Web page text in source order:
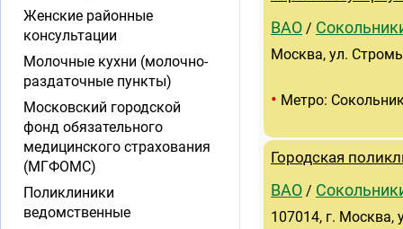
ВАО /
Москва, ул.
• Метро:
Городская
ВАО /
107014, г. Москва,
Женские районные
консультации
Молочные кухни (молочно-
раздаточные пункты)
Московский городской
фонд обязательного
медицинского страхования
(МГФОМС)
Поликлиники
ведомственные